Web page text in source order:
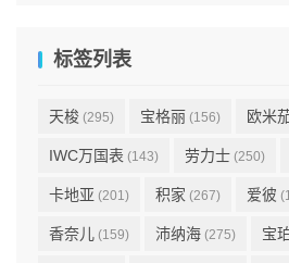
标签列表
天梭 (295) 宝格丽 (156) 欧米
IWC万国表 (143) 劳力士 (250)
卡地亚 (201) 积家 (267) 爱彼
香奈儿 (159) 沛纳海 (275) 宝